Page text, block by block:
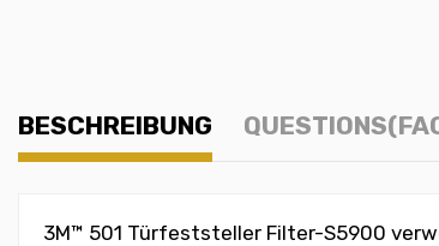
BESCHREIBUNG
3M™ 501 Türfeststeller Filter-S5900